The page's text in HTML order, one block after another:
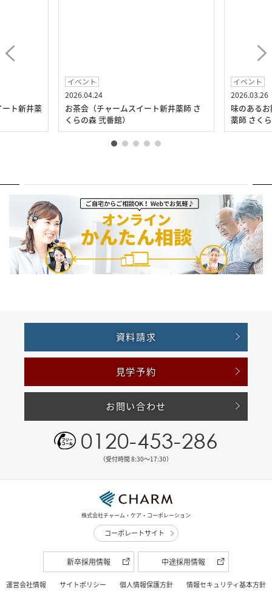
ト新井薬
イベント
2026.04.24
お茶会（チャームスイート新井薬師 さ
くらの森 弐番館）
イベント
2026.03.26
味のある
薬師 さく
資料請求
見学予約
お問い合わせ
0120-453-286
（受付時間 8:30〜17:30）
株式会社チャーム・ケア・コーポレーション
コーポレートサイト
新卒採用情報 中途採用情報
運営会社情報 サイトポリシー 個人情報保護方針 情報セキュリティ基本方針